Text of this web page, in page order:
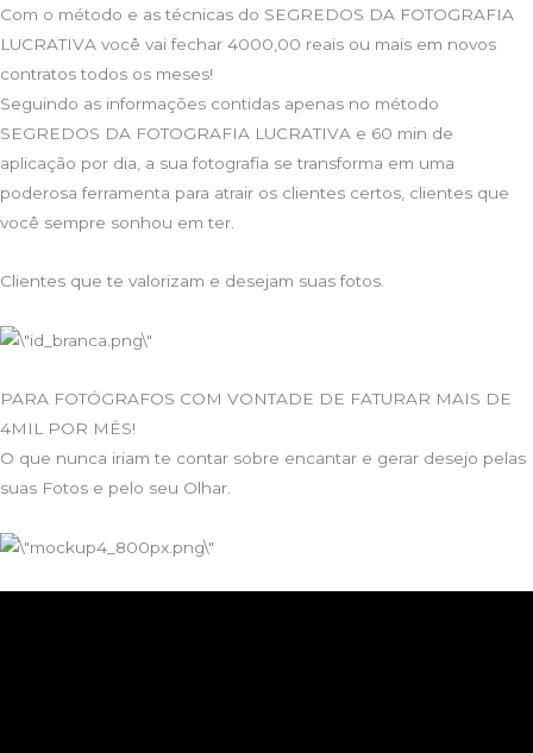
Com o método e as técnicas do SEGREDOS DA FOTOGRAFIA
LUCRATIVA você vai fechar 4000,00 reais ou mais em novos
contratos todos os meses!
Seguindo as informações contidas apenas no método
SEGREDOS DA FOTOGRAFIA LUCRATIVA e 60 min de
aplicação por dia, a sua fotografia se transforma em uma
poderosa ferramenta para atrair os clientes certos, clientes que
você sempre sonhou em ter.
Clientes que te valorizam e desejam suas fotos.
PARA FOTÓGRAFOS COM VONTADE DE FATURAR MAIS DE
4MIL POR MÊS!
O que nunca iriam te contar sobre encantar e gerar desejo pelas
suas Fotos e pelo seu Olhar.